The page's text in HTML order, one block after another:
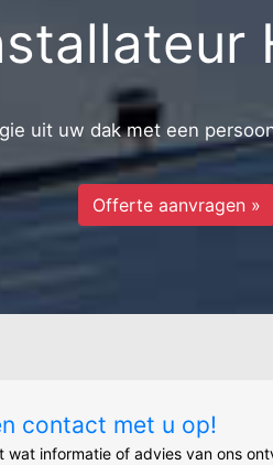
uit uw dak met een
Offerte aanvragen »
contact met u op!
wat informatie of advies van ons